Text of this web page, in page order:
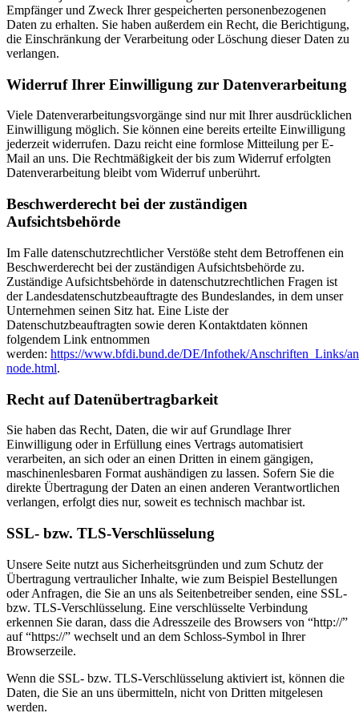
Empfänger und Zweck Ihrer gespeicherten personenbezogenen
Daten zu erhalten. Sie haben außerdem ein Recht, die Berichtigung,
die Einschränkung der Verarbeitung oder Löschung dieser Daten zu
verlangen.
Widerruf Ihrer Einwilligung zur Datenverarbeitung
Viele Datenverarbeitungsvorgänge sind nur mit Ihrer ausdrücklichen
Einwilligung möglich. Sie können eine bereits erteilte Einwilligung
jederzeit widerrufen. Dazu reicht eine formlose Mitteilung per E-
Mail an uns. Die Rechtmäßigkeit der bis zum Widerruf erfolgten
Datenverarbeitung bleibt vom Widerruf unberührt.
Beschwerderecht bei der zuständigen
Aufsichtsbehörde
Im Falle datenschutzrechtlicher Verstöße steht dem Betroffenen ein
Beschwerderecht bei der zuständigen Aufsichtsbehörde zu.
Zuständige Aufsichtsbehörde in datenschutzrechtlichen Fragen ist
der Landesdatenschutzbeauftragte des Bundeslandes, in dem unser
Unternehmen seinen Sitz hat. Eine Liste der
Datenschutzbeauftragten sowie deren Kontaktdaten können
folgendem Link entnommen
werden: https://www.bfdi.bund.de/DE/Infothek/Anschriften_Links/
node.html.
Recht auf Datenübertragbarkeit
Sie haben das Recht, Daten, die wir auf Grundlage Ihrer
Einwilligung oder in Erfüllung eines Vertrags automatisiert
verarbeiten, an sich oder an einen Dritten in einem gängigen,
maschinenlesbaren Format aushändigen zu lassen. Sofern Sie die
direkte Übertragung der Daten an einen anderen Verantwortlichen
verlangen, erfolgt dies nur, soweit es technisch machbar ist.
SSL- bzw. TLS-Verschlüsselung
Unsere Seite nutzt aus Sicherheitsgründen und zum Schutz der
Übertragung vertraulicher Inhalte, wie zum Beispiel Bestellungen
oder Anfragen, die Sie an uns als Seitenbetreiber senden, eine SSL-
bzw. TLS-Verschlüsselung. Eine verschlüsselte Verbindung
erkennen Sie daran, dass die Adresszeile des Browsers von “http://”
auf “https://” wechselt und an dem Schloss-Symbol in Ihrer
Browserzeile.
Wenn die SSL- bzw. TLS-Verschlüsselung aktiviert ist, können die
Daten, die Sie an uns übermitteln, nicht von Dritten mitgelesen
werden.